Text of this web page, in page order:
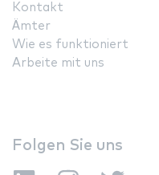
Kontakt
Ämter
Wie es funktioniert
Arbeite mit uns
Folgen Sie uns